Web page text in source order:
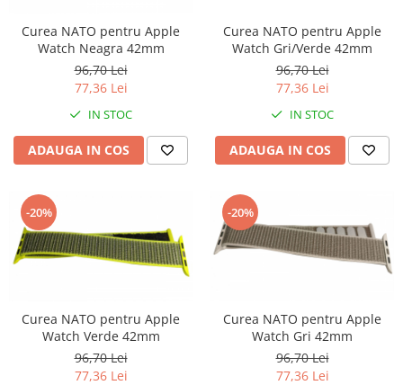
Curea NATO pentru Apple
Watch Neagra 42mm
96,70 Lei
77,36 Lei
IN STOC
ADAUGA IN COS
Curea NATO pentru Apple
Watch Gri/Verde 42mm
96,70 Lei
77,36 Lei
IN STOC
ADAUGA IN COS
-20%
Curea NATO pentru Apple
Watch Verde 42mm
96,70 Lei
77,36 Lei
-20%
Curea NATO pentru Apple
Watch Gri 42mm
96,70 Lei
77,36 Lei